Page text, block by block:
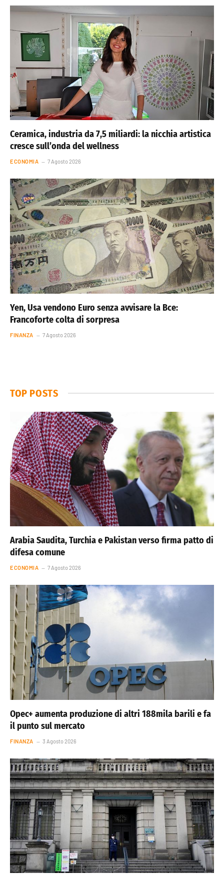
Ceramica, industria da 7,5 miliardi: la nicchia artistica
cresce sull’onda del wellness
ECONOMIA 7 Agosto 2026
Yen, Usa vendono Euro senza avvisare la Bce:
Francoforte colta di sorpresa
FINANZA 7 Agosto 2026
TOP POSTS
Arabia Saudita, Turchia e Pakistan verso firma patto di
difesa comune
ECONOMIA 7 Agosto 2026
Opec+ aumenta produzione di altri 188mila barili e fa
il punto sul mercato
FINANZA 3 Agosto 2026